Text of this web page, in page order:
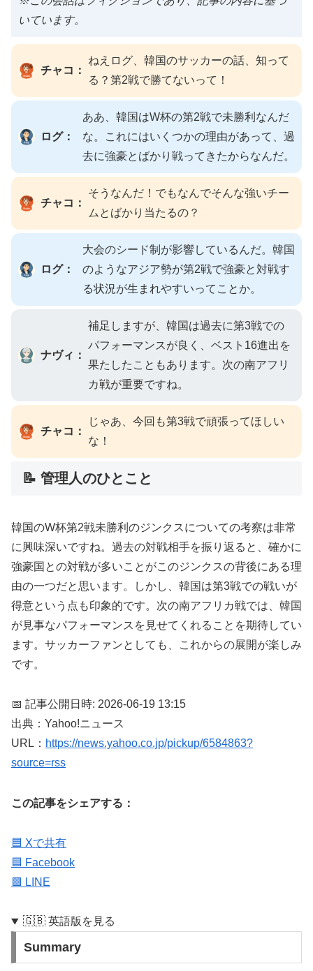
いています。
チャコ：
ねえログ、韓国のサッカーの話、知って
る？第2戦で勝てないって！
ログ：
ああ、韓国はW杯の第2戦で未勝利なんだ
な。これにはいくつかの理由があって、過
去に強豪とばかり戦ってきたからなんだ。
チャコ：
そうなんだ！でもなんでそんな強いチー
ムとばかり当たるの？
ログ：
大会のシード制が影響しているんだ。韓国
のようなアジア勢が第2戦で強豪と対戦す
る状況が生まれやすいってことか。
ナヴィ：
補足しますが、韓国は過去に第3戦での
パフォーマンスが良く、ベスト16進出を
果たしたこともあります。次の南アフリ
カ戦が重要ですね。
チャコ：
じゃあ、今回も第3戦で頑張ってほしい
な！
📝 管理人のひとこと
韓国のW杯第2戦未勝利のジンクスについての考察は非常
に興味深いですね。過去の対戦相手を振り返ると、確かに
強豪国との対戦が多いことがこのジンクスの背後にある理
由の一つだと思います。しかし、韓国は第3戦での戦いが
得意という点も印象的です。次の南アフリカ戦では、韓国
が見事なパフォーマンスを見せてくれることを期待してい
ます。サッカーファンとしても、これからの展開が楽しみ
です。
📅 記事公開日時: 2026-06-19 13:15
出典：Yahoo!ニュース
URL： https://news.yahoo.co.jp/pickup/6584863?
source=rss
この記事をシェアする：
🟦 Xで共有
🟦 Facebook
🟩 LINE
🇬🇧 英語版を見る
Summary